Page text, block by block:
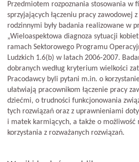
Przedmiotem rozpoznania stosowania w
sprzyjających łączeniu pracy zawodowej
rodzinnymi były badania realizowane w
„Wieloaspektowa diagnoza sytuacji
ramach Sektorowego Programu
Ludzkich 1.6(b) w latach 2006-2007.
dobranych według kryterium wielkości
Pracodawcy byli pytani m.in. o
ułatwiają pracownikom łączenie pracy
dziećmi, o trudności funkcjonowania
tych rozwiązań oraz z uprawnieniami
i matek karmiących, a także o możliwość
korzystania z rozważanych rozwiązań.